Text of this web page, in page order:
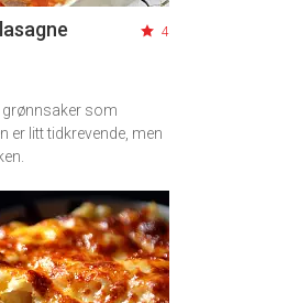
4
grønnsaker som
er litt tidkrevende, men